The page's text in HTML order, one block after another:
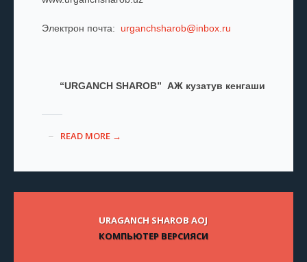
Электрон почта: urganchsharob@inbox.ru
“URGANCH SHAROB” АЖ кузатув кенгаши
READ MORE →
URAGANCH SHAROB AOJ
КОМПЬЮТЕР ВЕРСИЯСИ